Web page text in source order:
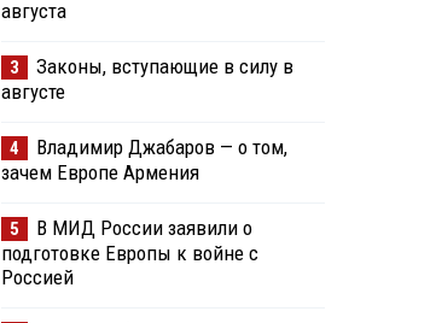
августа
3
Законы, вступающие в силу в
августе
4
Владимир Джабаров — о том,
зачем Европе Армения
5
В МИД России заявили о
подготовке Европы к войне с
Россией